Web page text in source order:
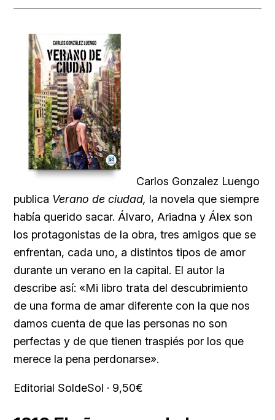
Carlos Gonzalez Luengo
publica Verano de ciudad, la novela que siempre
había querido sacar. Álvaro, Ariadna y Álex son
los protagonistas de la obra, tres amigos que se
enfrentan, cada uno, a distintos tipos de amor
durante un verano en la capital. El autor la
describe así: «Mi libro trata del descubrimiento
de una forma de amar diferente con la que nos
damos cuenta de que las personas no son
perfectas y de que tienen traspiés por los que
merece la pena perdonarse».
Editorial SoldeSol · 9,50€